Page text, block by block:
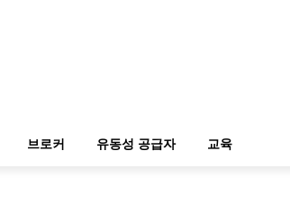
브로커 유동성 공급자 교육